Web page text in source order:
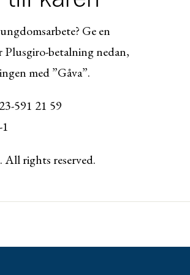
Ge en
Plusgiro-betalning nedan,
med ”Gåva”.
591 21 59
All rights reserved.